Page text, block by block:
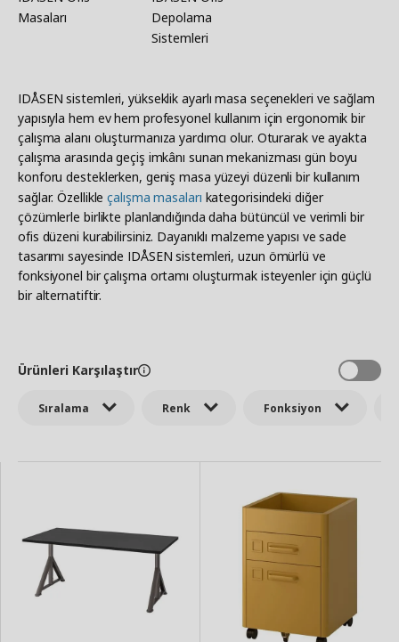
Masaları
Depolama
Sistemleri
IDÅSEN sistemleri, yükseklik ayarlı masa seçenekleri ve sağlam
yapısıyla hem ev hem profesyonel kullanım için ergonomik bir
çalışma alanı oluşturmanıza yardımcı olur. Oturarak ve ayakta
çalışma arasında geçiş imkânı sunan mekanizması gün boyu
konforu desteklerken, geniş masa yüzeyi düzenli bir kullanım
sağlar. Özellikleçalışma masaları kategorisindeki diğer
çözümlerle birlikte planlandığında daha bütüncül ve verimli bir
ofis düzeni kurabilirsiniz. Dayanıklı malzeme yapısı ve sade
tasarımı sayesinde IDÅSEN sistemleri, uzun ömürlü ve
fonksiyonel bir çalışma ortamı oluşturmak isteyenler için güçlü
bir alternatiftir.
Sıralama Renk Fonksiyon
Ürünleri Karşılaştır